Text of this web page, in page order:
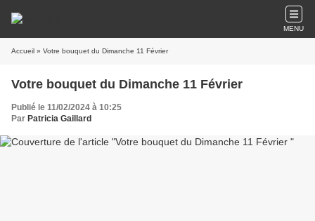
MENU
Accueil » Votre bouquet du Dimanche 11 Février
Votre bouquet du Dimanche 11 Février
Publié le 11/02/2024 à 10:25
Par Patricia Gaillard